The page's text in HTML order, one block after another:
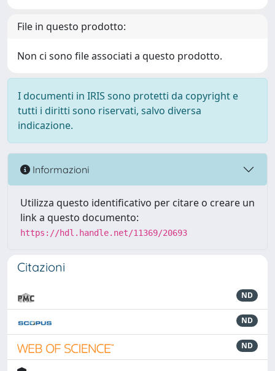
File in questo prodotto:
Non ci sono file associati a questo prodotto.
I documenti in IRIS sono protetti da copyright e
tutti i diritti sono riservati, salvo diversa
indicazione.
Informazioni
Utilizza questo identificativo per citare o creare un
link a questo documento:
https://hdl.handle.net/11369/20693
Citazioni
ND
ND
ND